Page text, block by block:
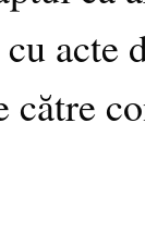
acte
către